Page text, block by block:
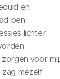
en
ben
lichter,
voor mij.
mezelf